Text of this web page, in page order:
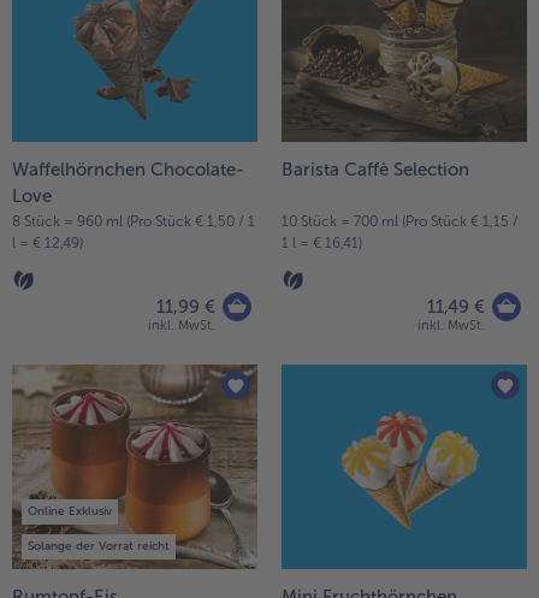
Waffelhörnchen Chocolate-
Love
8 Stück = 960 ml (Pro Stück € 1,50 / 1
l = € 12,49)
11,99 €
inkl. MwSt.
Barista Caffè Selection
10 Stück = 700 ml (Pro Stück € 1,15 /
1 l = € 16,41)
11,49 €
inkl. MwSt.
Online Exklusiv
Solange der Vorrat reicht